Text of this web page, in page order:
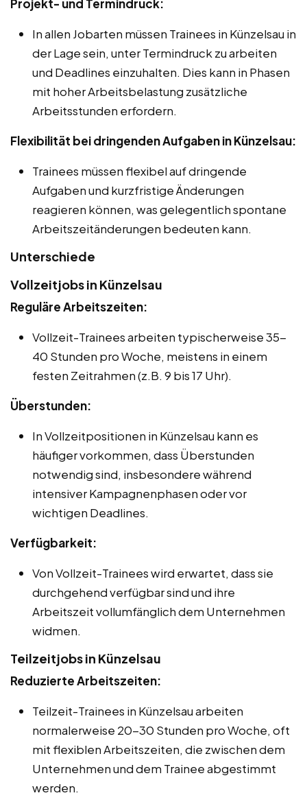
Projekt- und Termindruck:
In allen Jobarten müssen Trainees in Künzelsau in
der Lage sein, unter Termindruck zu arbeiten
und Deadlines einzuhalten. Dies kann in Phasen
mit hoher Arbeitsbelastung zusätzliche
Arbeitsstunden erfordern.
Flexibilität bei dringenden Aufgaben in Künzelsau:
Trainees müssen flexibel auf dringende
Aufgaben und kurzfristige Änderungen
reagieren können, was gelegentlich spontane
Arbeitszeitänderungen bedeuten kann.
Unterschiede
Vollzeitjobs in Künzelsau
Reguläre Arbeitszeiten:
Vollzeit-Trainees arbeiten typischerweise 35-
40 Stunden pro Woche, meistens in einem
festen Zeitrahmen (z.B. 9 bis 17 Uhr).
Überstunden:
In Vollzeitpositionen in Künzelsau kann es
häufiger vorkommen, dass Überstunden
notwendig sind, insbesondere während
intensiver Kampagnenphasen oder vor
wichtigen Deadlines.
Verfügbarkeit:
Von Vollzeit-Trainees wird erwartet, dass sie
durchgehend verfügbar sind und ihre
Arbeitszeit vollumfänglich dem Unternehmen
widmen.
Teilzeitjobs in Künzelsau
Reduzierte Arbeitszeiten:
Teilzeit-Trainees in Künzelsau arbeiten
normalerweise 20-30 Stunden pro Woche, oft
mit flexiblen Arbeitszeiten, die zwischen dem
Unternehmen und dem Trainee abgestimmt
werden.